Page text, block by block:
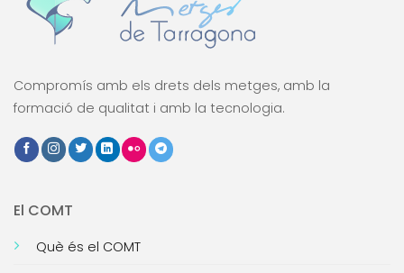
Compromís amb els drets dels metges, amb la
formació de qualitat i amb la tecnologia.
El COMT
Què és el COMT